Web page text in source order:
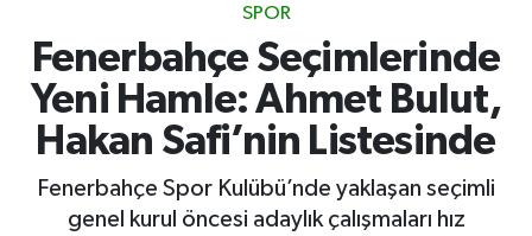
SPOR
Fenerbahçe Seçimlerinde
Yeni Hamle: Ahmet Bulut,
Hakan Safi’nin Listesinde
Fenerbahçe Spor Kulübü’nde yaklaşan seçimli
genel kurul öncesi adaylık çalışmaları hız
Borsa Haberleri
İş Dünyası
Lojistik
Otovitrin
Süper Lig Puan Durumu ve Fikstür
Tüm Manşetler
Son Dakika Haberleri
Haber Arşivi